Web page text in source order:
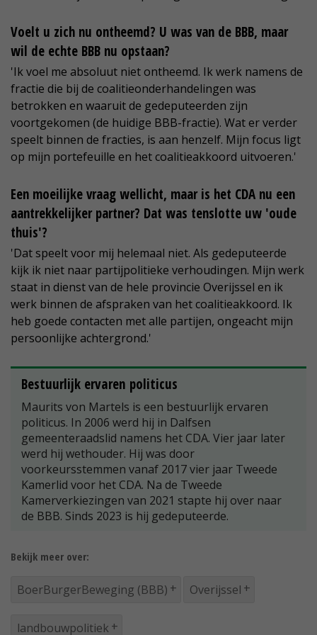
Voelt u zich nu ontheemd? U was van de BBB, maar
wil de echte BBB nu opstaan?
'Ik voel me absoluut niet ontheemd. Ik werk namens de
fractie die bij de coalitieonderhandelingen was
betrokken en waaruit de gedeputeerden zijn
voortgekomen (de huidige BBB-fractie). Wat er verder
speelt binnen de fracties, is aan henzelf. Mijn focus ligt
op mijn portefeuille en het coalitieakkoord uitvoeren.'
Een moeilijke vraag wellicht, maar is het CDA nu een
aantrekkelijker partner? Dat was tenslotte uw 'oude
thuis'?
'Dat speelt voor mij helemaal niet. Als gedeputeerde
kijk ik niet naar partijpolitieke verhoudingen. Mijn werk
staat in dienst van de hele provincie Overijssel en ik
werk binnen de afspraken van het coalitieakkoord. Ik
heb goede contacten met alle partijen, ongeacht mijn
persoonlijke achtergrond.'
Bestuurlijk ervaren politicus
Maurits von Martels is een bestuurlijk ervaren
politicus. In 2006 werd hij in Dalfsen
gemeenteraadslid namens het CDA. Vier jaar later
werd hij wethouder. Hij was door
voorkeursstemmen vanaf 2017 vier jaar Tweede
Kamerlid voor het CDA. Na de Tweede
Kamerverkiezingen van 2021 stapte hij over naar
de BBB. Sinds 2023 is hij gedeputeerde.
Bekijk meer over:
BoerBurgerBeweging (BBB) Overijssel
landbouwpolitiek